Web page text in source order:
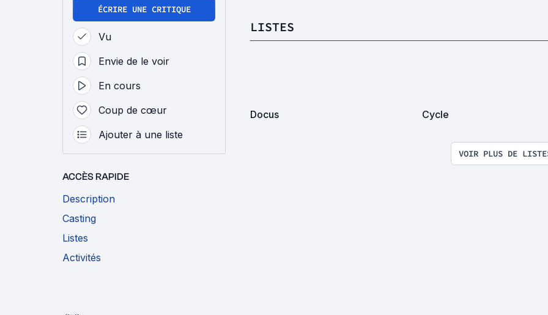
ÉCRIRE UNE CRITIQUE
Vu
Envie de le voir
En cours
Coup de cœur
Ajouter à une liste
ACCÈS RAPIDE
Description
Casting
Listes
Activités
LISTES
Docus Cycle
VOIR PLUS DE